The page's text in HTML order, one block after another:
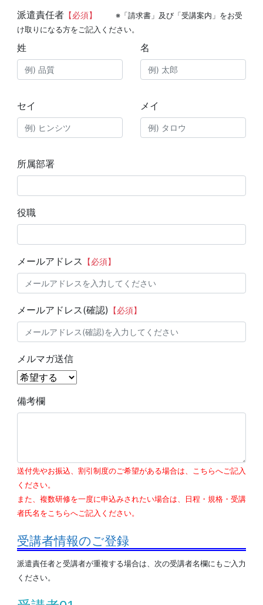
派遣責任者【必須】
※「請求書」及び「受講案内」をお受
け取りになる方をご記入ください。
姓 名
セイ メイ
所属部署
役職
メールアドレス 【必須】
メールアドレス(確認) 【必須】
メルマガ送信
備考欄
送付先やお振込、割引制度のご希望がある場合は、こちらへご記入
ください。
また、複数研修を一度に申込みされたい場合は、日程・規格・受講
者氏名をこちらへご記入ください。
受講者情報のご登録
派遣責任者と受講者が重複する場合は、次の受講者名欄にもご入力
ください。